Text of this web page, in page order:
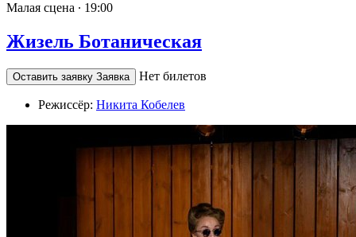
Малая сцена ∙ 19:00
Жизель Ботаническая
Оставить заявку Заявка Нет билетов
Режиссёр: Никита Кобелев